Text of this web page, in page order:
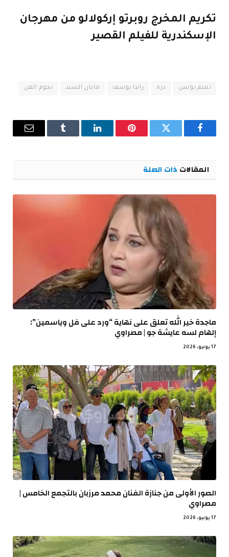
تكريم المخرج روبرتو إركولالو من مهرجان
الإسكندرية للفيلم القصير
تميم يونس درة رانيا يوسف مايان السيد نجوم الفن
فيسبوك تويتر بينتيريستلينكدإن Tumblr
البريد
المقالات ذات الصلة
ماجدة خير الله تعلق على نهاية “ورد على فل وياسمين”:
إلهام لسه عايشة جو | مصراوي
17 يونيو، 2026
الصور الأولى من جنازة الفنان محمد مرزبان بالتجمع الخامس |
مصراوي
17 يونيو، 2026